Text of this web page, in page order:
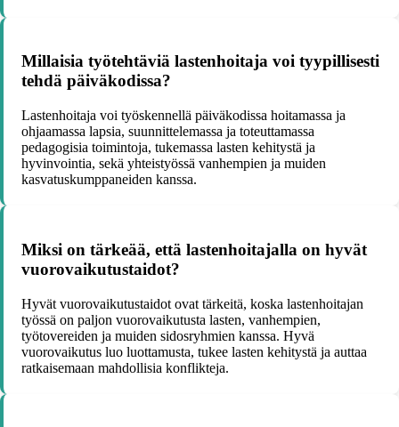
Millaisia työtehtäviä lastenhoitaja voi tyypillisesti
tehdä päiväkodissa?
Lastenhoitaja voi työskennellä päiväkodissa hoitamassa ja
ohjaamassa lapsia, suunnittelemassa ja toteuttamassa
pedagogisia toimintoja, tukemassa lasten kehitystä ja
hyvinvointia, sekä yhteistyössä vanhempien ja muiden
kasvatuskumppaneiden kanssa.
Miksi on tärkeää, että lastenhoitajalla on hyvät
vuorovaikutustaidot?
Hyvät vuorovaikutustaidot ovat tärkeitä, koska lastenhoitajan
työssä on paljon vuorovaikutusta lasten, vanhempien,
työtovereiden ja muiden sidosryhmien kanssa. Hyvä
vuorovaikutus luo luottamusta, tukee lasten kehitystä ja auttaa
ratkaisemaan mahdollisia konflikteja.